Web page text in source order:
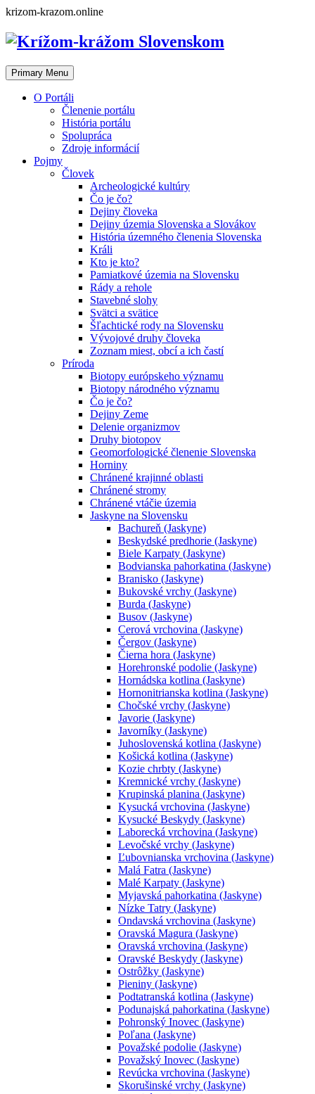
Skip
content
krizom-krazom.online
Primary Menu
O Portáli
Členenie portálu
História portálu
Spolupráca
Zdroje informácií
Pojmy
Človek
Archeologické kultúry
Čo je čo?
Dejiny človeka
Dejiny územia Slovenska a Slovákov
História územného členenia Slovenska
Králi
Kto je kto?
Pamiatkové územia na Slovensku
Rády a rehole
Stavebné slohy
Svätci a svätice
Šľachtické rody na Slovensku
Vývojové druhy človeka
Zoznam miest, obcí a ich častí
Príroda
Biotopy európskeho významu
Biotopy národného významu
Čo je čo?
Dejiny Zeme
Delenie organizmov
Druhy biotopov
Geomorfologické členenie Slovenska
Horniny
Chránené krajinné oblasti
Chránené stromy
Chránené vtáčie územia
Jaskyne na Slovensku
Bachureň (Jaskyne)
Beskydské predhorie (Jaskyne)
Biele Karpaty (Jaskyne)
Bodvianska pahorkatina (Jaskyne)
Branisko (Jaskyne)
Bukovské vrchy (Jaskyne)
Burda (Jaskyne)
Busov (Jaskyne)
Cerová vrchovina (Jaskyne)
Čergov (Jaskyne)
Čierna hora (Jaskyne)
Horehronské podolie (Jaskyne)
Hornádska kotlina (Jaskyne)
Hornonitrianska kotlina (Jaskyne)
Chočské vrchy (Jaskyne)
Javorie (Jaskyne)
Javorníky (Jaskyne)
Juhoslovenská kotlina (Jaskyne)
Košická kotlina (Jaskyne)
Kozie chrbty (Jaskyne)
Kremnické vrchy (Jaskyne)
Krupinská planina (Jaskyne)
Kysucká vrchovina (Jaskyne)
Kysucké Beskydy (Jaskyne)
Laborecká vrchovina (Jaskyne)
Levočské vrchy (Jaskyne)
Ľubovnianska vrchovina (Jaskyne)
Malá Fatra (Jaskyne)
Malé Karpaty (Jaskyne)
Myjavská pahorkatina (Jaskyne)
Nízke Tatry (Jaskyne)
Ondavská vrchovina (Jaskyne)
Oravská Magura (Jaskyne)
Oravská vrchovina (Jaskyne)
Oravské Beskydy (Jaskyne)
Ostrôžky (Jaskyne)
Pieniny (Jaskyne)
Podtatranská kotlina (Jaskyne)
Podunajská pahorkatina (Jaskyne)
Pohronský Inovec (Jaskyne)
Poľana (Jaskyne)
Považské podolie (Jaskyne)
Považský Inovec (Jaskyne)
Revúcka vrchovina (Jaskyne)
Skorušinské vrchy (Jaskyne)